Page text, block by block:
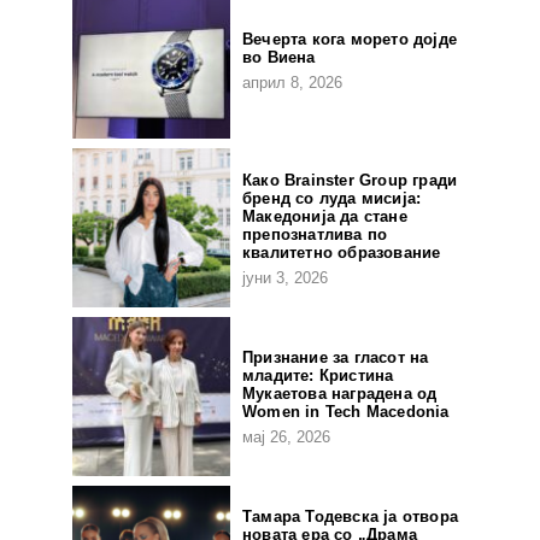
Вечерта кога морето дојде
во Виена
април 8, 2026
Како Brainster Group гради
бренд со луда мисија:
Македонија да стане
препознатлива по
квалитетно образование
јуни 3, 2026
Признание за гласот на
младите: Кристина
Мукаетова наградена од
Women in Tech Macedonia
мај 26, 2026
Тамара Тодевска ја отвора
новата ера со „Драма